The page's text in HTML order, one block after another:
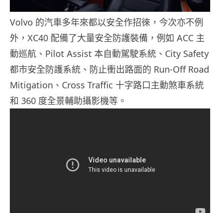
Volvo 的汽車多年來都以安全作招徠，今次亦不例
外，XC40 配備了大量安全防護裝備，例如 ACC 主
動巡航、Pilot Assist 本自動駕駛系統、City Safety
都市安全防護系統、防止衝出路面的 Run-Off Road
Mitigation、Cross Traffic 十字路口主動煞車系統
和 360 度全景輔助攝影機等。